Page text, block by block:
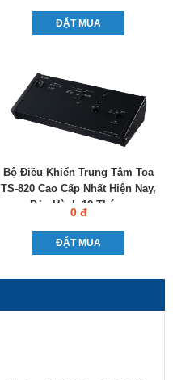
ĐẶT MUA
Bộ Điều Khiển Trung Tâm Toa
TS-820 Cao Cấp Nhất Hiện Nay,
Bảo Hành 12 Tháng
0 đ
ĐẶT MUA